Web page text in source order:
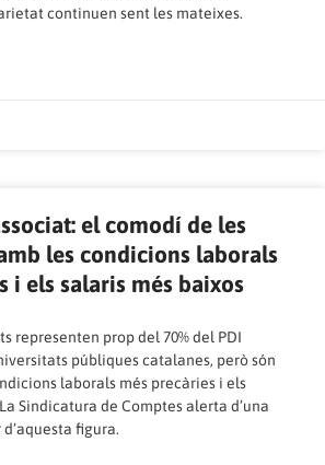
continuen sent les mateixes.
el comodí de les
les condicions laborals
i els salaris més baixos
representen prop del 70% del PDI
públiques catalanes, però són
laborals més precàries i els
Sindicatura de Comptes alerta d’una
figura.